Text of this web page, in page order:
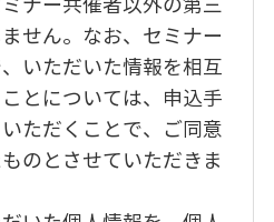
ナー共催者以外の第三
せん。なお、セミナー
いただいた情報を相互
とについては、申込手
ただくことで、ご同意
のとさせていただきま